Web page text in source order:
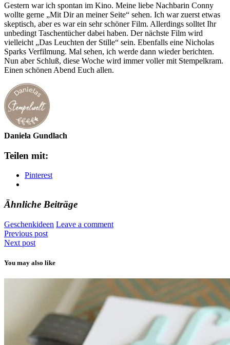
Gestern war ich spontan im Kino. Meine liebe Nachbarin Conny
wollte gerne „Mit Dir an meiner Seite“ sehen. Ich war zuerst etwas
skeptisch, aber es war ein sehr schöner Film. Allerdings solltet Ihr
unbedingt Taschentücher dabei haben. Der nächste Film wird
vielleicht „Das Leuchten der Stille“ sein. Ebenfalls eine Nicholas
Sparks Verfilmung. Mal sehen, ich werde dann wieder berichten.
Nun aber Schluß, diese Woche wird immer voller mit Stempelkram.
Einen schönen Abend Euch allen.
Daniela Gundlach
Teilen mit:
Pinterest
Ähnliche Beiträge
Geschenkideen Leave a comment
Previous post
Next post
You may also like